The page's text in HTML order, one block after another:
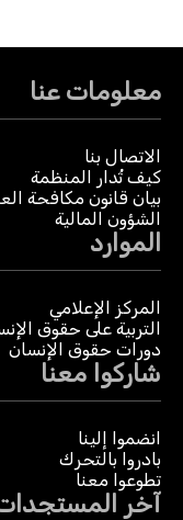
معلومات عنا
الاتصال بنا
كيف تُدار المنظمة
بيان قانون مكافحة
الشؤون المالية
الموارد
المركز الإعلامي
التربية على حقوق
دورات حقوق الإنسان
شاركوا معنا
انضموا إلينا
بادروا بالتحرك
تطوعوا معنا
آخر